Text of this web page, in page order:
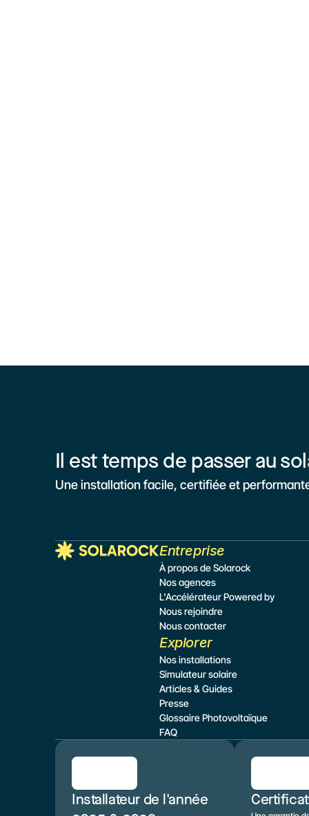
Il est temps de passer au
Une installation facile, certifiée et
Entreprise
À propos de Solarock
Nos agences
L'Accélérateur Powered by
Nous rejoindre
Nous contacter
Explorer
Nos installations
Simulateur solaire
Articles & Guides
Presse
Glossaire Photovoltaïque
FAQ
Installateur de l'année